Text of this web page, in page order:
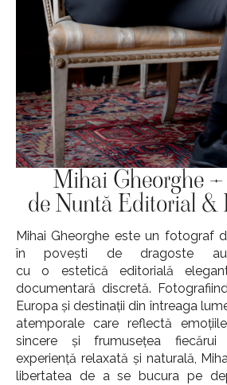
Mihai Gheorghe
de Nuntă Editorial &
Mihai Gheorghe este un fotograf
în povești de dragoste
cu o estetică editorială
documentară discretă.
Europa și destinații din întreaga
atemporale care reflectă
sincere și frumusețea fiecărui
experiență relaxată și naturală,
libertatea de a se bucura pe